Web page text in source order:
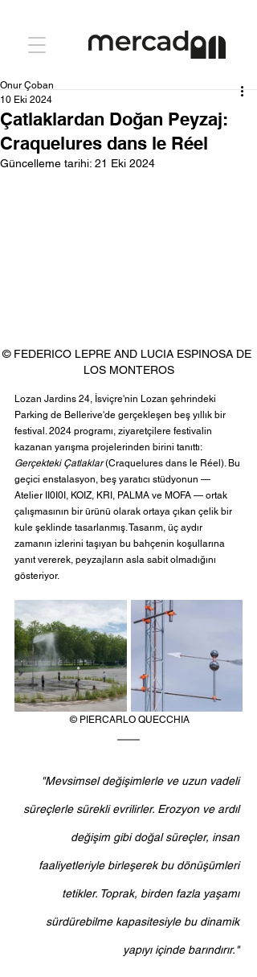
Çatlaklardan Doğan Peyzaj:
Craquelures dans le Réel
Onur Çoban
10 Eki 2024
Güncelleme tarihi: 21 Eki 2024
© FEDERICO LEPRE AND LUCIA ESPINOSA DE
LOS MONTEROS
Lozan Jardins 24, İsviçre'nin Lozan şehrindeki
Parking de Bellerive'de gerçekleşen beş yıllık bir
festival. 2024 programı, ziyaretçilere festivalin
kazanan yarışma projelerinden birini tanıttı:
Gerçekteki Çatlaklar (Craquelures dans le Réel). Bu
geçici enstalasyon, beş yaratıcı stüdyonun —
Atelier II0I0I, KOIZ, KRI, PALMA ve MOFA — ortak
çalışmasının bir ürünü olarak ortaya çıkan çelik bir
kule şeklinde tasarlanmış. Tasarım, üç aydır
zamanın izlerini taşıyan bu bahçenin koşullarına
yanıt vererek, peyzajların asla sabit olmadığını
gösteriyor.
© PIERCARLO QUECCHIA
"Mevsimsel değişimlerle ve uzun vadeli
süreçlerle sürekli evrilirler. Erozyon ve ardıl
değişim gibi doğal süreçler, insan
faaliyetleriyle birleşerek bu dönüşümleri
tetikler. Toprak, birden fazla yaşamı
sürdürebilme kapasitesiyle bu dinamik
yapıyı içinde barındırır."